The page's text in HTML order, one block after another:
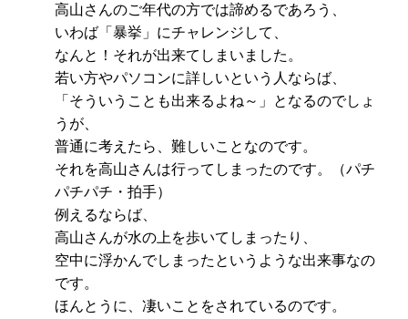
高山さんのご年代の方では諦めるであろう、
いわば「暴挙」にチャレンジして、
なんと！それが出来てしまいました。
若い方やパソコンに詳しいという人ならば、
「そういうことも出来るよね～」となるのでしょ
うが、
普通に考えたら、難しいことなのです。
それを高山さんは行ってしまったのです。（パチ
パチパチ・拍手）
例えるならば、
高山さんが水の上を歩いてしまったり、
空中に浮かんでしまったというような出来事なの
です。
ほんとうに、凄いことをされているのです。